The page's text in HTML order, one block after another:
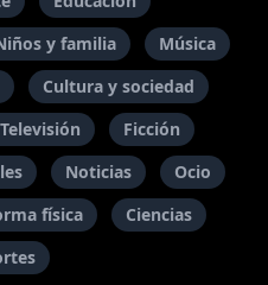
y familia
Música
Cultura y sociedad
Ficción
Noticias
Ocio
física
Ciencias